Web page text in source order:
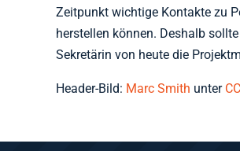
Zeitpunkt wichtige Kontakte zu
herstellen können. Deshalb
Sekretärin von heute die
Header-Bild: Marc Smith unter